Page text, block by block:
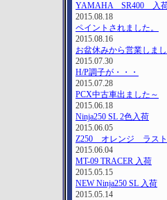
YAMAHA SR400 入
2015.08.18
ペイントされました。
2015.08.16
お盆休みから営業しまし
2015.07.30
H/P調子が・・・
2015.07.28
PCX中古車出ました～
2015.06.18
Ninja250 SL 2色入荷
2015.06.05
Z250 オレンジ ラスト
2015.06.04
MT-09 TRACER 入荷
2015.05.15
NEW Ninja250 SL 入荷
2015.05.14